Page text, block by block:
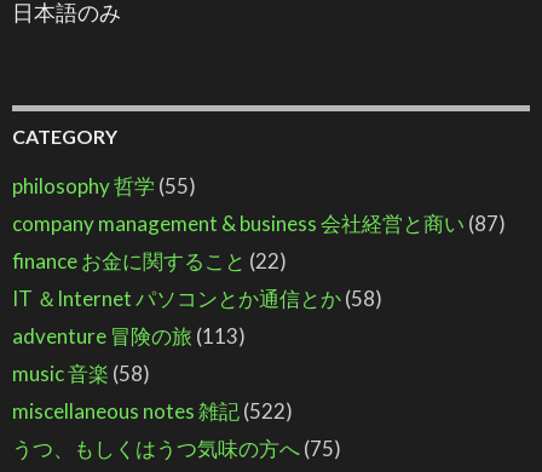
日本語のみ
CATEGORY
philosophy 哲学 (55)
company management & business 会社経営と商い (87)
finance お金に関すること (22)
IT ＆Internet パソコンとか通信とか(58)
adventure 冒険の旅 (113)
music 音楽 (58)
miscellaneous notes 雑記(522)
うつ、もしくはうつ気味の方へ(75)